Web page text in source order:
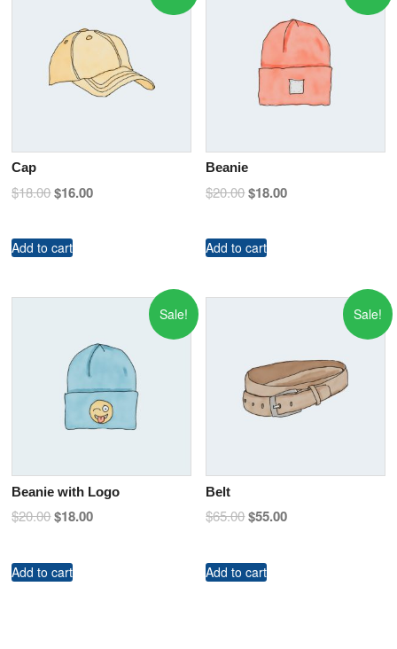
Cap
$18.00$16.00
Add to cart
Beanie
$20.00$18.00
Add to cart
Sale!
Beanie with Logo
$20.00$18.00
Add to cart
Sale!
Belt
$65.00$55.00
Add to cart